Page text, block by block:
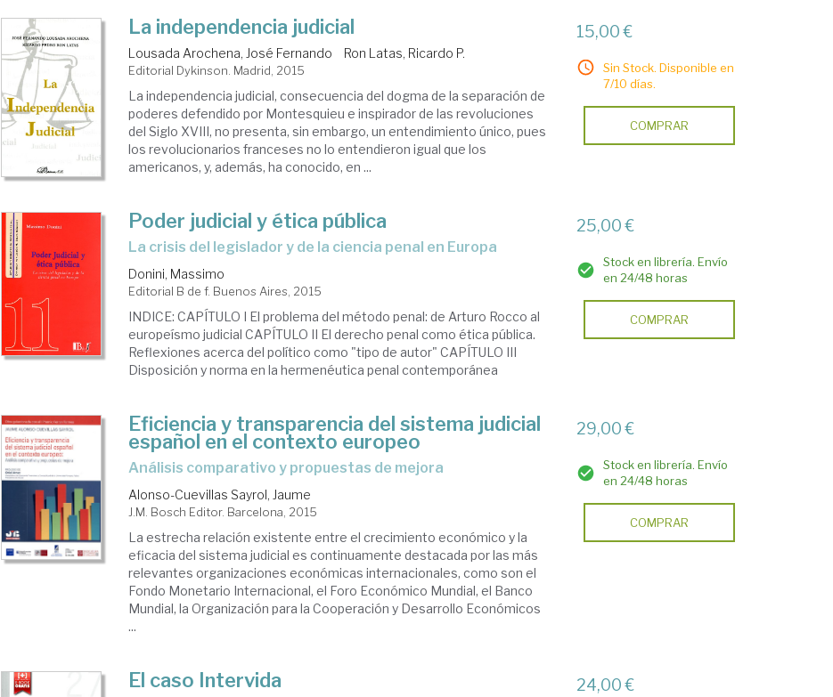
Derecho
jurisdiccional
>
Poder
y
tutela
judicial
La independencia judicial
Lousada Arochena, José Fernando Ron Latas, Ricardo P.
Editorial Dykinson. Madrid, 2015
La independencia judicial, consecuencia del dogma de la separación de
poderes defendido por Montesquieu e inspirador de las revoluciones
del Siglo XVIII, no presenta, sin embargo, un entendimiento único, pues
los revolucionarios franceses no lo entendieron igual que los
americanos, y, además, ha conocido, en ...
15,00 €
Sin Stock. Disponible en
7/10 días.
COMPRAR
Poder judicial y ética pública
la crisis del legislador y de la ciencia penal en Europa
Donini, Massimo
Editorial B de f. Buenos Aires, 2015
INDICE: CAPÍTULO I El problema del método penal: de Arturo Rocco al
europeísmo judicial CAPÍTULO II El derecho penal como ética pública.
Reflexiones acerca del político como "tipo de autor" CAPÍTULO III
Disposición y norma en la hermenéutica penal contemporánea
25,00 €
Stock en librería. Envío
en 24/48 horas
COMPRAR
Eficiencia y transparencia del sistema judicial
español en el contexto europeo
análisis comparativo y propuestas de mejora
Alonso-Cuevillas Sayrol, Jaume
J.M. Bosch Editor. Barcelona, 2015
La estrecha relación existente entre el crecimiento económico y la
eficacia del sistema judicial es continuamente destacada por las más
relevantes organizaciones económicas internacionales, como son el
Fondo Monetario Internacional, el Foro Económico Mundial, el Banco
Mundial, la Organización para la Cooperación y Desarrollo Económicos
...
29,00 €
Stock en librería. Envío
en 24/48 horas
COMPRAR
El caso Intervida 24,00 €